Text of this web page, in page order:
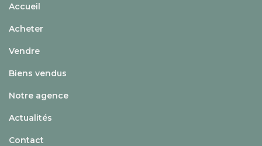
Accueil
Acheter
Vendre
Biens vendus
Notre agence
Actualités
Contact